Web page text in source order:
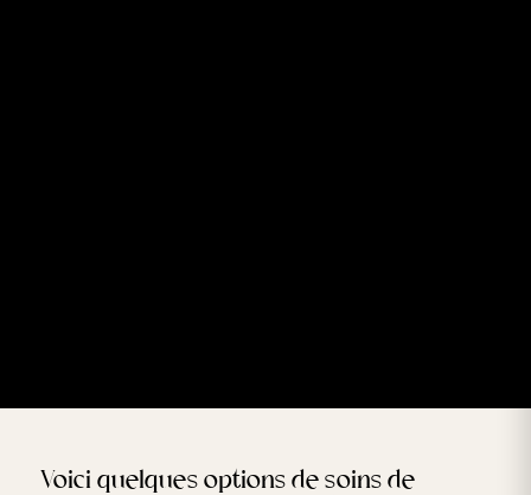
Voici quelques options de soins de